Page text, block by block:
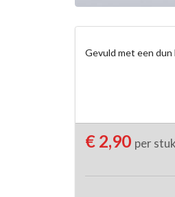
Gevuld met een dun
€ 2,90 per stuk